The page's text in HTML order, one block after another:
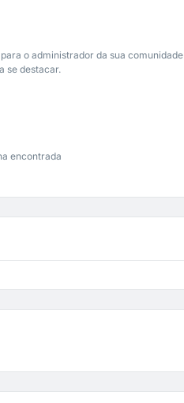
o administrador da sua comunidade
se destacar.
encontrada